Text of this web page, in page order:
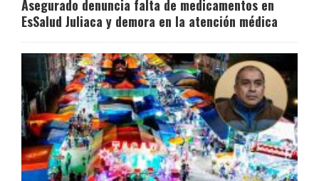
Asegurado denuncia falta de medicamentos en
EsSalud Juliaca y demora en la atención médica